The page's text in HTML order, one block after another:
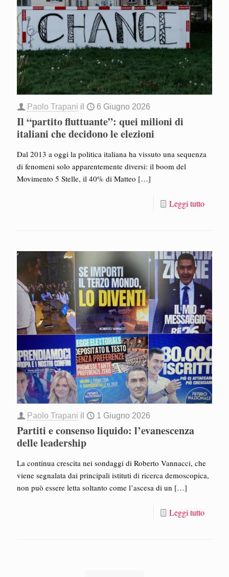
Paolo Trapani il 6 Giugno 2026
Il “partito fluttuante”: quei milioni di
italiani che decidono le elezioni
Dal 2013 a oggi la politica italiana ha vissuto una sequenza
di fenomeni solo apparentemente diversi: il boom del
Movimento 5 Stelle, il 40% di Matteo […]
Leggi tutto
Paolo Trapani il 1 Giugno 2026
Partiti e consenso liquido: l’evanescenza
delle leadership
La continua crescita nei sondaggi di Roberto Vannacci, che
viene segnalata dai principali istituti di ricerca demoscopica,
non può essere letta soltanto come l’ascesa di un […]
Leggi tutto